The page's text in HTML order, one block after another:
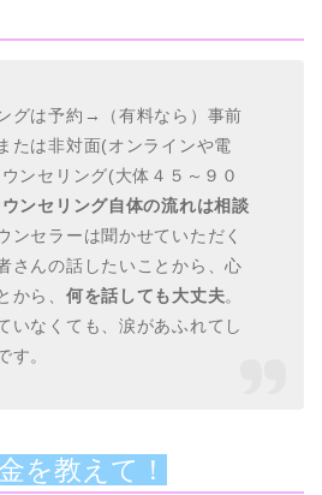
グは予約→（有料なら）事前
たは非対面(オンラインや電
ンセリング(大体４５～９０
ウンセリング自体の流れは相談
ンセラーは聞かせていただく
さんの話したいことから、心
から、 何を話しても大丈夫。
いなくても、涙があふれてし
す。
を教えて！